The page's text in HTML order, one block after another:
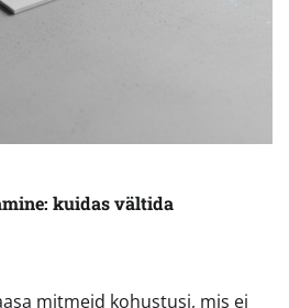
kuidas vältida
mitmeid kohustusi, mis ei